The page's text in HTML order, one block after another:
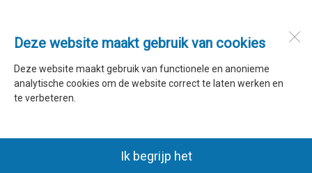
Deze website maakt gebruik van cookies
Deze website maakt gebruik van functionele en anonieme
analytische cookies om de website correct te laten werken en
te verbeteren.
Ik begrijp het